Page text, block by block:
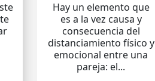
Hay un elemento que
es a la vez causa y
consecuencia del
distanciamiento físico y
emocional entre una
pareja: el...